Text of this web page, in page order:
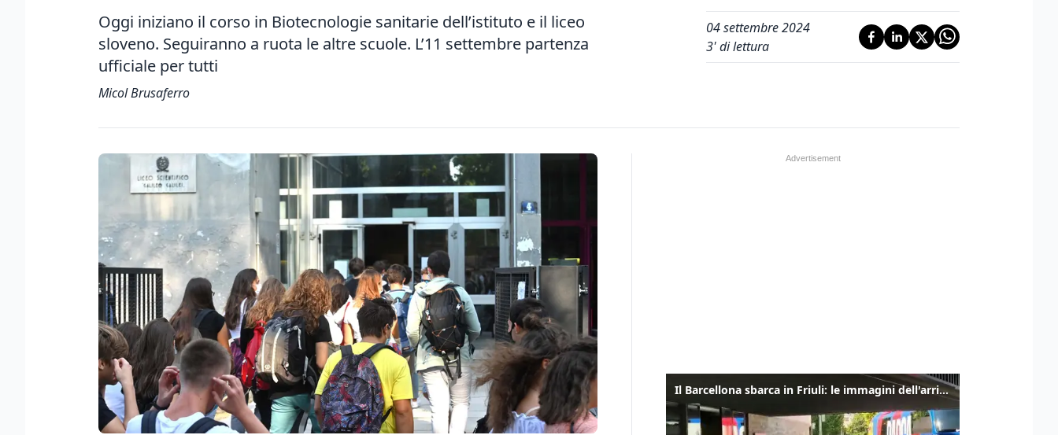
Oggi iniziano il corso in Biotecnologie sanitarie dell’istituto e il liceo
sloveno. Seguiranno a ruota le altre scuole. L’11 settembre partenza
ufficiale per tutti
Micol Brusaferro
04 settembre 2024
3' di lettura
Il Barcellona sbarca in Friuli: le immagini dell'arrivo in albergo